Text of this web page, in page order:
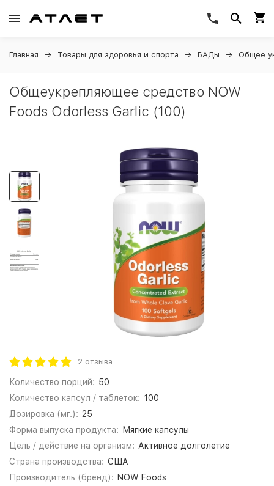
Главная Товары для здоровья и спорта БАДы Общее
Общеукрепляющее средство NOW
Foods Odorless Garlic (100)
2 отзыва
Количество порций: 50
Количество капсул / таблеток: 100
Дозировка (мг.): 25
Форма выпуска продукта:
Мягкие капсулы
Цель / действие на организм: Активное долголетие
Страна производства: США
Производитель (бренд): NOW Foods